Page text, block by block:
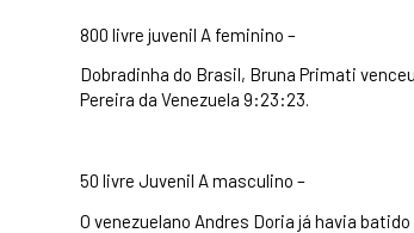
800 livre juvenil A feminino –
Dobradinha do Brasil, Bruna Primati
Pereira da Venezuela 9:23:23.
50 livre Juvenil A masculino –
O venezuelano Andres Doria já havia